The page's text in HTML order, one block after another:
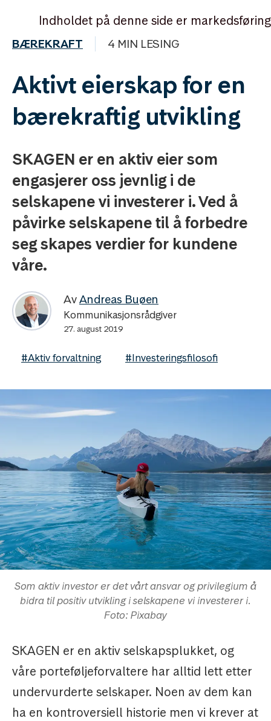
Indholdet på denne side er markedsføring
BÆREKRAFT 4 MIN LESING
Aktivt eierskap for en
bærekraftig utvikling
SKAGEN er en aktiv eier som
engasjerer oss jevnlig i de
selskapene vi investerer i. Ved å
påvirke selskapene til å forbedre
seg skapes verdier for kundene
våre.
AvAndreas Buøen
Kommunikasjonsrådgiver
27. august 2019
#Aktiv forvaltning #Investeringsfilosofi
Som aktiv investor er det vårt ansvar og privilegium å
bidra til positiv utvikling i selskapene vi investerer i.
Foto: Pixabay
SKAGEN er en aktiv selskapsplukket, og
våre porteføljeforvaltere har alltid lett etter
undervurderte selskaper. Noen av dem kan
ha en kontroversiell historie men vi krever at